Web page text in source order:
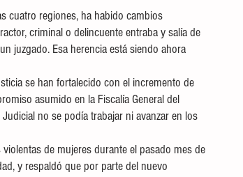
cuatro regiones, ha habido cambios
criminal o delincuente entraba y salía de
juzgado. Esa herencia está siendo ahora
se han fortalecido con el incremento de
asumido en la Fiscalía General del
no se podía trabajar ni avanzar en los
de mujeres durante el pasado mes de
y respaldó que por parte del nuevo